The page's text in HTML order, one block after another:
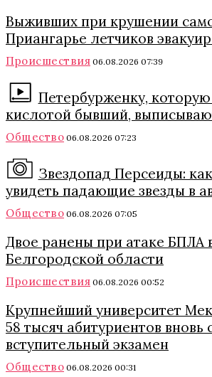
Выживших при крушении
Приангарье летчиков
Происшествия 06.08.2026 07:39
Петербурженку,
кислотой бывший,
Общество 06.08.2026 07:23
Звездопад Персеиды:
увидеть падающие звезды в
Общество 06.08.2026 07:05
Двое ранены при атаке БПЛА
Белгородской области
Происшествия 06.08.2026 00:52
Крупнейший университет
58 тысяч абитуриентов вновь
вступительный экзамен
Общество 06.08.2026 00:31